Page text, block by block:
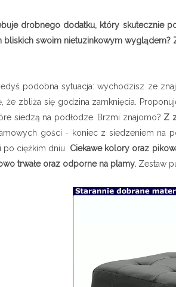
drobnego dodatku, który skutecznie
bliskich swoim nietuzinkowym wyglądem?
podobna sytuacja: wychodzisz ze
że zbliża się godzina zamknięcia.
siedzą na podłodze. Brzmi znajomo? Z
gości - koniec z siedzeniem na
ciężkim dniu. Ciekawe kolory oraz
trwałe oraz odporne na plamy. Zestaw